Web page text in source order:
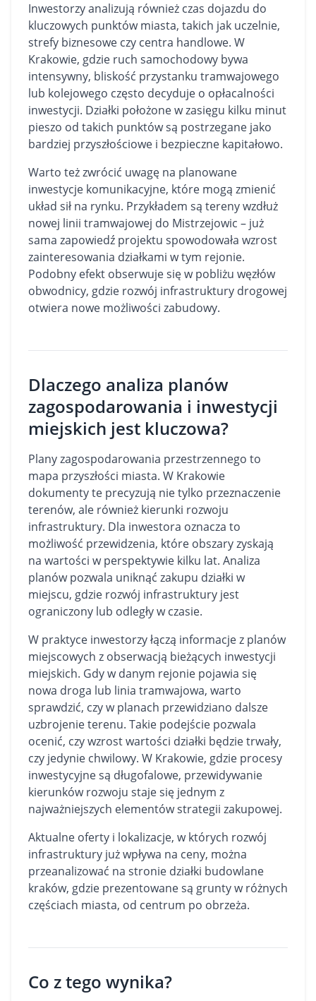
Inwestorzy analizują również czas dojazdu do
kluczowych punktów miasta, takich jak uczelnie,
strefy biznesowe czy centra handlowe. W
Krakowie, gdzie ruch samochodowy bywa
intensywny, bliskość przystanku tramwajowego
lub kolejowego często decyduje o opłacalności
inwestycji. Działki położone w zasięgu kilku minut
pieszo od takich punktów są postrzegane jako
bardziej przyszłościowe i bezpieczne kapitałowo.
Warto też zwrócić uwagę na planowane
inwestycje komunikacyjne, które mogą zmienić
układ sił na rynku. Przykładem są tereny wzdłuż
nowej linii tramwajowej do Mistrzejowic – już
sama zapowiedź projektu spowodowała wzrost
zainteresowania działkami w tym rejonie.
Podobny efekt obserwuje się w pobliżu węzłów
obwodnicy, gdzie rozwój infrastruktury drogowej
otwiera nowe możliwości zabudowy.
Dlaczego analiza planów
zagospodarowania i inwestycji
miejskich jest kluczowa?
Plany zagospodarowania przestrzennego to
mapa przyszłości miasta. W Krakowie
dokumenty te precyzują nie tylko przeznaczenie
terenów, ale również kierunki rozwoju
infrastruktury. Dla inwestora oznacza to
możliwość przewidzenia, które obszary zyskają
na wartości w perspektywie kilku lat. Analiza
planów pozwala uniknąć zakupu działki w
miejscu, gdzie rozwój infrastruktury jest
ograniczony lub odległy w czasie.
W praktyce inwestorzy łączą informacje z planów
miejscowych z obserwacją bieżących inwestycji
miejskich. Gdy w danym rejonie pojawia się
nowa droga lub linia tramwajowa, warto
sprawdzić, czy w planach przewidziano dalsze
uzbrojenie terenu. Takie podejście pozwala
ocenić, czy wzrost wartości działki będzie trwały,
czy jedynie chwilowy. W Krakowie, gdzie procesy
inwestycyjne są długofalowe, przewidywanie
kierunków rozwoju staje się jednym z
najważniejszych elementów strategii zakupowej.
Aktualne oferty i lokalizacje, w których rozwój
infrastruktury już wpływa na ceny, można
przeanalizować na stronie działki budowlane
kraków, gdzie prezentowane są grunty w różnych
częściach miasta, od centrum po obrzeża.
Co z tego wynika?